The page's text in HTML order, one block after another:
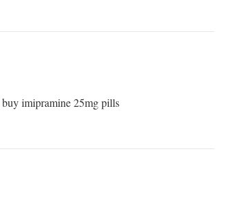
buy imipramine 25mg pills